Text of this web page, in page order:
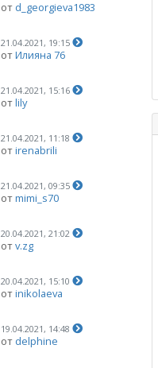
от d_georgieva1983
21.04.2021, 19:15
отИлияна 76
21.04.2021, 15:16
отlily
21.04.2021, 11:18
отirenabrili
21.04.2021, 09:35
отmimi_s70
20.04.2021, 21:02
отv.zg
20.04.2021, 15:10
отinikolaeva
19.04.2021, 14:48
от delphine